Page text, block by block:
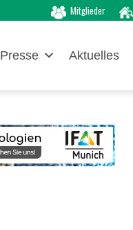
Mitglieder
Presse Aktuelles